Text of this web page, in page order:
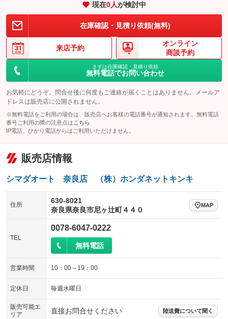
ドライブレコーダー
USB入力端子
：装備なし Bluetooth接続
：装備なし
100V電源 クリーンディーゼル
：装備なし
センターデフロック
：装備なし
ラジコン付き
：装備なし フックイン付き
：装備なし
アームロール
：装備なし
アーム式
：装備なし 後輪ダブル
：装備なし
三方開 ラッシングレール
サイドドア
：装備なし
レンタカーアップ
：装備なし 展示・試乗車
：装備なし
電動格納ミラー
：装備なし
：装備あり ：装備なし
HID(キセノンライト)
：装備なし ポータブルナビ
バックカメラ ETC
：装備なし
エアロ
：装備なし スマートキー
：装備なし
ローダウン ランフラットタイヤ
パワーシート
：装備なし
ベンチシート
：装備なし フルフラットシート
電動格納サードシート
：装備なし
：装備なし ：装備なし
シートエアコン
：装備なし 全周囲カメラ
：装備なし
サイドカメラ
：装備なし
エアサスペンション
現在0人が検討中
在庫確認・見積り依頼(無料)
来店予約
オンライン
商談予約
まずは在庫確認・見積り依頼
無料電話でお問い合わせ
お気軽にどうぞ。問合せ後に何度もご連絡が届くことはありません。メールア
ドレスは販売店に公開されません。
※無料電話をご利用の場合は、販売店へお客様の電話番号が通知されます。無料電話
番号ご利用の際の注意点は こちら
IP電話、ひかり電話からはご利用いただけません。
販売店情報
シマダオート 奈良店 （株）ホンダネットキンキ
住所
630-8021
奈良県奈良市尼ヶ辻町４４０
MAP
TEL
0078-6047-0222
無料電話
営業時間 10：00～19：00
定休日 毎週水曜日
販売可能エ
リア
直接お問合せください 陸送費について聞く